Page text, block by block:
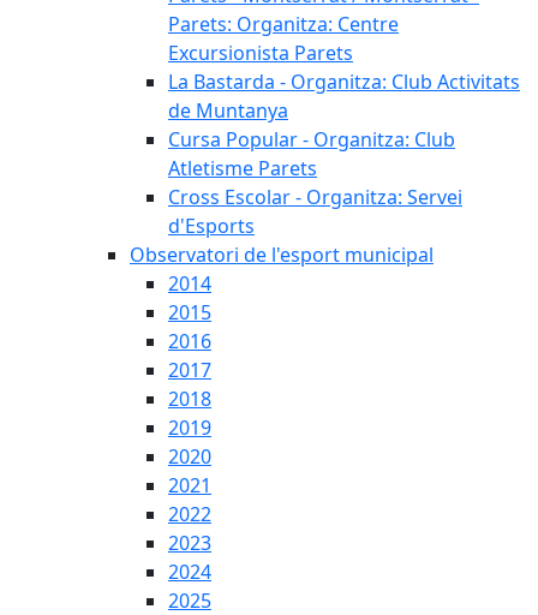
Parets: Organitza: Centre
Excursionista Parets
La Bastarda - Organitza: Club Activitats
de Muntanya
Cursa Popular - Organitza: Club
Atletisme Parets
Cross Escolar - Organitza: Servei
d'Esports
Observatori de l'esport municipal
2014
2015
2016
2017
2018
2019
2020
2021
2022
2023
2024
2025